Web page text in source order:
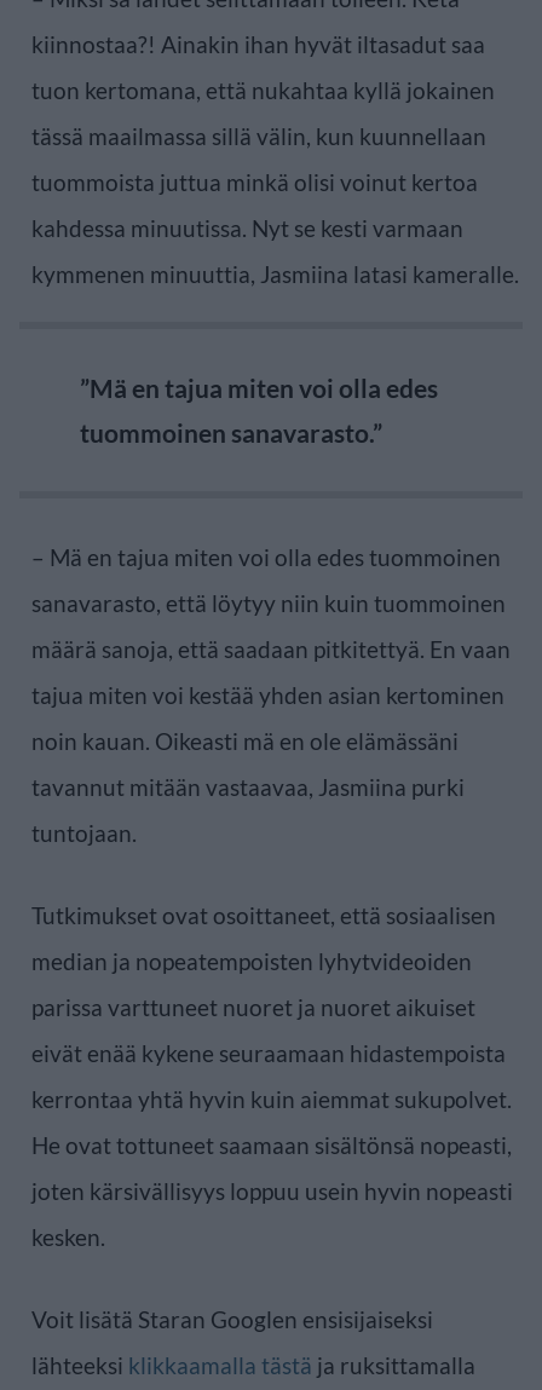
kiinnostaa?! Ainakin ihan hyvät iltasadut saa
tuon kertomana, että nukahtaa kyllä jokainen
tässä maailmassa sillä välin, kun kuunnellaan
tuommoista juttua minkä olisi voinut kertoa
kahdessa minuutissa. Nyt se kesti varmaan
kymmenen minuuttia, Jasmiina latasi kameralle.
”Mä en tajua miten voi olla edes
tuommoinen sanavarasto.”
– Mä en tajua miten voi olla edes tuommoinen
sanavarasto, että löytyy niin kuin tuommoinen
määrä sanoja, että saadaan pitkitettyä. En vaan
tajua miten voi kestää yhden asian kertominen
noin kauan. Oikeasti mä en ole elämässäni
tavannut mitään vastaavaa, Jasmiina purki
tuntojaan.
Tutkimukset ovat osoittaneet, että sosiaalisen
median ja nopeatempoisten lyhytvideoiden
parissa varttuneet nuoret ja nuoret aikuiset
eivät enää kykene seuraamaan hidastempoista
kerrontaa yhtä hyvin kuin aiemmat sukupolvet.
He ovat tottuneet saamaan sisältönsä nopeasti,
joten kärsivällisyys loppuu usein hyvin nopeasti
kesken.
Voit lisätä Staran Googlen ensisijaiseksi
lähteeksi klikkaamalla tästä ja ruksittamalla